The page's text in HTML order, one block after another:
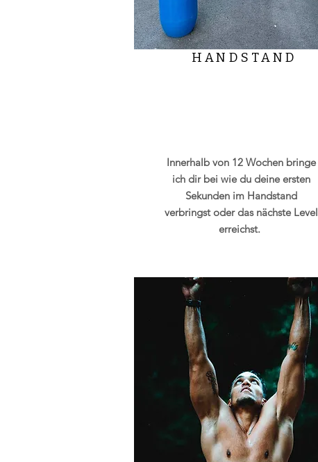
HANDSTAND
Innerhalb von 12 Wochen bringe
ich dir bei wie du deine ersten
Sekunden im Handstand
verbringst oder das nächste Level
erreichst.